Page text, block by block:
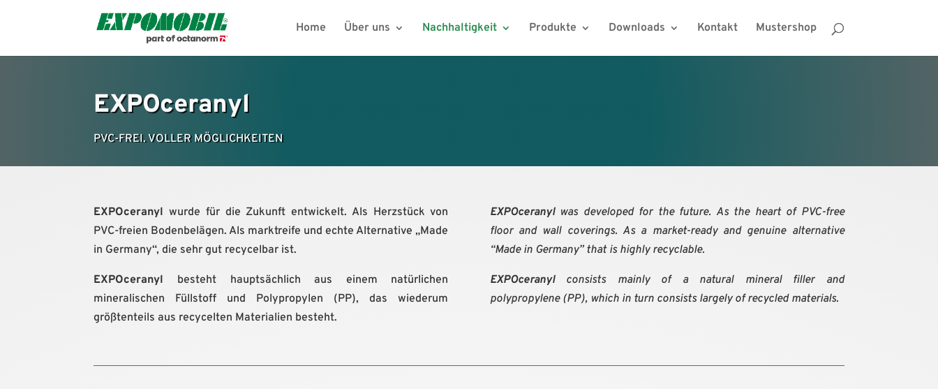
Home Über uns Nachhaltigkeit Produkte Downloads Kontakt Mustershop
EXPOceranyl
PVC-FREI. VOLLER MÖGLICHKEITEN
EXPOceranyl wurde für die Zukunft entwickelt. Als Herzstück von
PVC-freien Bodenbelägen. Als marktreife und echte Alternative „Made
in Germany“, die sehr gut recycelbar ist.
EXPOceranyl besteht hauptsächlich aus einem natürlichen
mineralischen Füllstoff und Polypropylen (PP), das wiederum
größtenteils aus recycelten Materialien besteht.
EXPOceranylwas developed for the future. As the heart of PVC-free
floor and wall coverings. As a market-ready and genuine alternative
“Made in Germany” that is highly recyclable.
EXPOceranylconsists mainly of a natural mineral filler and
polypropylene (PP), which in turn consists largely of recycled materials.